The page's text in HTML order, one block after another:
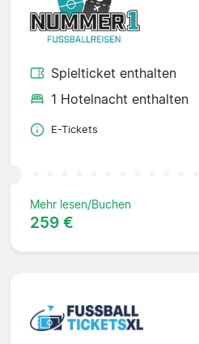
Spielticket enthalten
1 Hotelnacht enthalten
E-Tickets
Mehr lesen/Buchen
259 €